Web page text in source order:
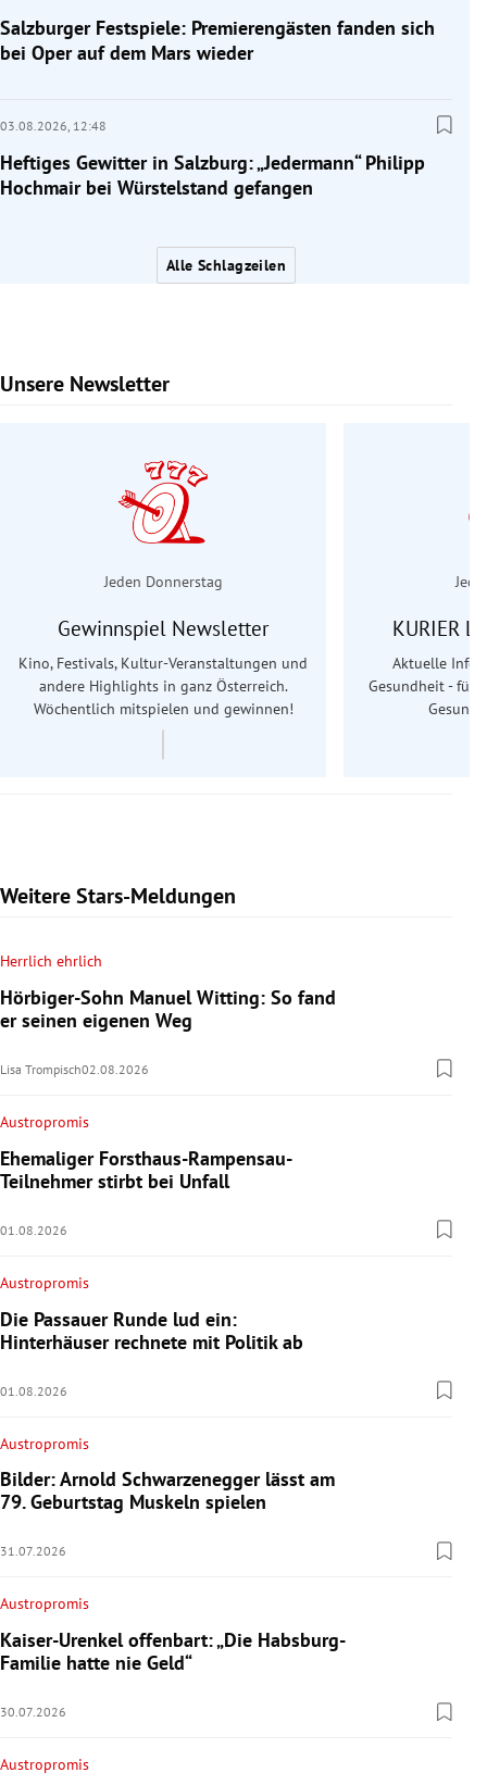
Salzburger Festspiele: Premierengästen fanden sich
bei Oper auf dem Mars wieder
03.08.2026, 12:48
Heftiges Gewitter in Salzburg: „Jedermann“ Philipp
Hochmair bei Würstelstand gefangen
Alle Schlagzeilen
Unsere Newsletter
Slide 1 von 6
Jeden Donnerstag
Gewinnspiel Newsletter
Kino, Festivals, Kultur-Veranstaltungen und
andere Highlights in ganz Österreich.
Wöchentlich mitspielen und gewinnen!
KURIER
Aktuelle
Gesundheit - für
Weitere Stars-Meldungen
Herrlich ehrlich
Hörbiger-Sohn Manuel Witting: So fand
er seinen eigenen Weg
Lisa Trompisch02.08.2026
Austropromis
Ehemaliger Forsthaus-Rampensau-
Teilnehmer stirbt bei Unfall
01.08.2026
Austropromis
Die Passauer Runde lud ein:
Hinterhäuser rechnete mit Politik ab
01.08.2026
Austropromis
Bilder: Arnold Schwarzenegger lässt am
79. Geburtstag Muskeln spielen
31.07.2026
Austropromis
Kaiser-Urenkel offenbart: „Die Habsburg-
Familie hatte nie Geld“
30.07.2026
Austropromis